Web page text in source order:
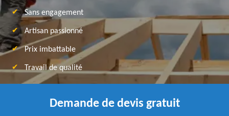
Sans engagement
Artisan passionné
Prix imbattable
Travail de qualité
Demande de devis gratuit